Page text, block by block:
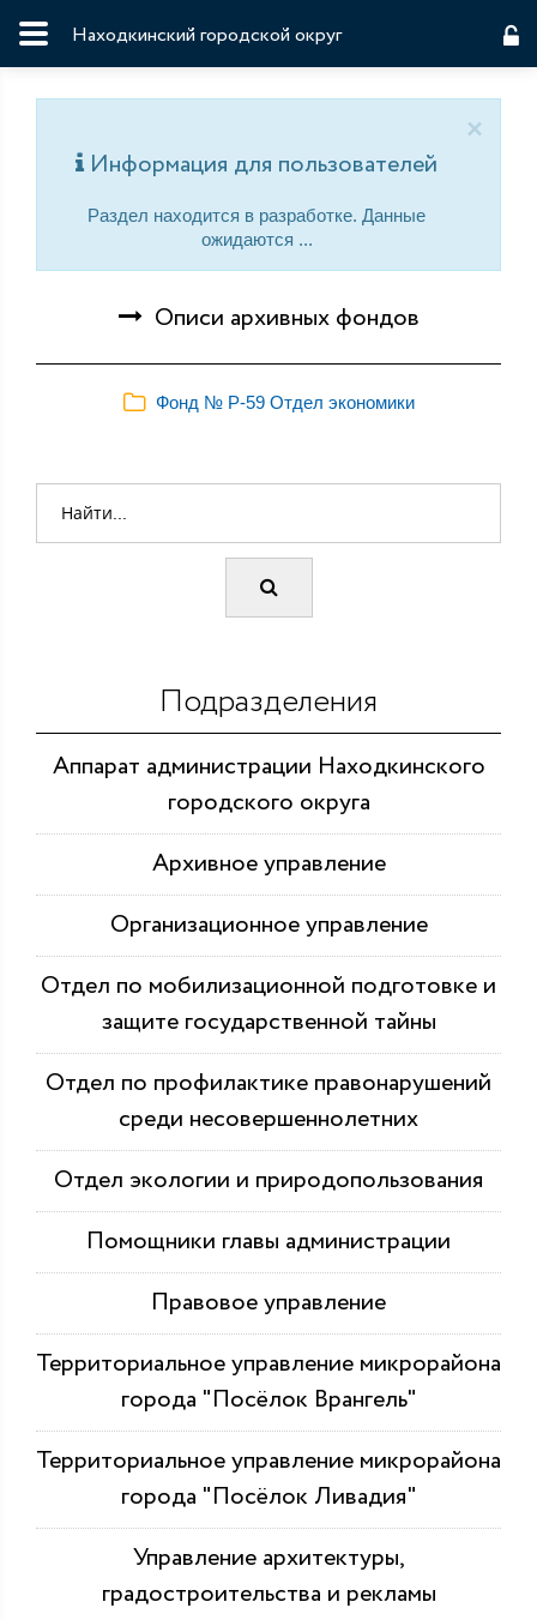
Находкинский городской округ
×
Информация для пользователей
Раздел находится в разработке. Данные
ожидаются ...
Описи архивных фондов
Фонд № Р-59 Отдел экономики
Подразделения
Аппарат администрации Находкинского
городского округа
Архивное управление
Организационное управление
Отдел по мобилизационной подготовке и
защите государственной тайны
Отдел по профилактике правонарушений
среди несовершеннолетних
Отдел экологии и природопользования
Помощники главы администрации
Правовое управление
Территориальное управление микрорайона
города "Посёлок Врангель"
Территориальное управление микрорайона
города "Посёлок Ливадия"
Управление архитектуры,
градостроительства и рекламы